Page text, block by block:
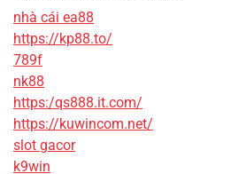
nhà cái ea88
https://kp88.to/
789f
nk88
https:/qs888.it.com/
https://kuwincom.net/
slot gacor
k9win